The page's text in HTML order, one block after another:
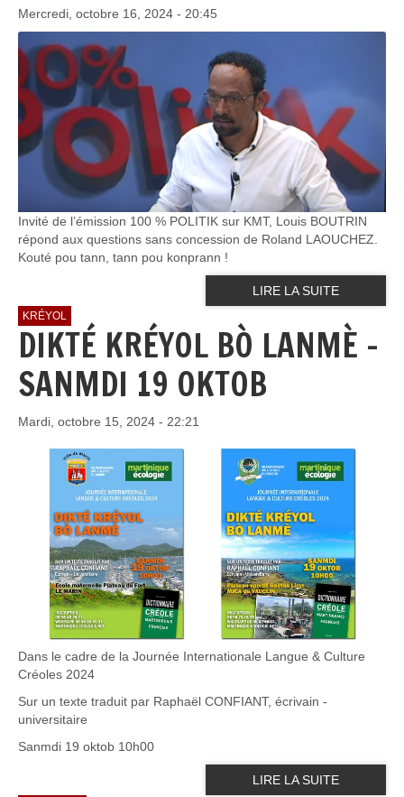
Mercredi, octobre 16, 2024 - 20:45
Invité de l’émission 100 % POLITIK sur KMT, Louis BOUTRIN
répond aux questions sans concession de Roland LAOUCHEZ.
Kouté pou tann, tann pou konprann !
LIRE LA SUITE
KRÉYOL
DIKTÉ KRÉYOL BÒ LANMÈ -
SANMDI 19 OKTOB
Mardi, octobre 15, 2024 - 22:21
Dans le cadre de la Journée Internationale Langue & Culture
Créoles 2024
Sur un texte traduit par Raphaël CONFIANT, écrivain -
universitaire
Sanmdi 19 oktob 10h00
LIRE LA SUITE